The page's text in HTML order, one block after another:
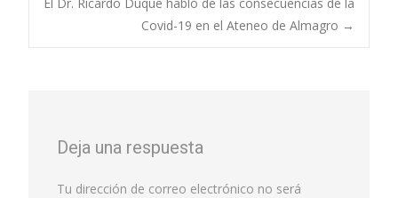
Covid-19 en el Ateneo de Almagro →
Deja una respuesta
Tu dirección de correo electrónico no será